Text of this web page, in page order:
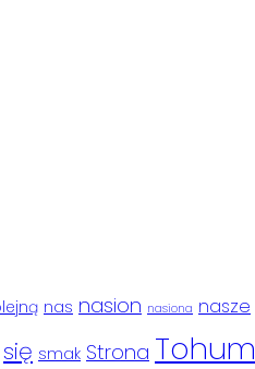
nas nasion nasiona nasze
się smak Strona Tohum